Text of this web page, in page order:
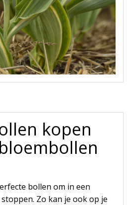
kopen
bollen om in een
Zo kan je ook op je